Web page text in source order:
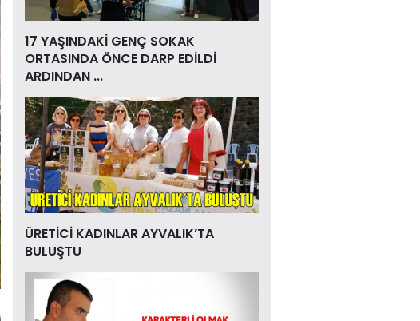
17 YAŞINDAKİ GENÇ SOKAK
ORTASINDA ÖNCE DARP EDİLDİ
ARDINDAN ...
ÜRETİCİ KADINLAR AYVALIK’TA
BULUŞTU